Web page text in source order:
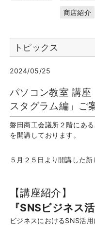
商店紹介
トピックス
2024/05/25
パソコン教室 講座
スタグラム編」ご
磐田商工会議所２階にあ
を開講しております。
５月２５日より開講した新
【講座紹介】
『SNSビジネス
ビジネスにおけるSNS活